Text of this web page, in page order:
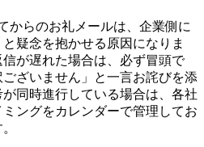
からのお礼メールは、企業側に
疑念を抱かせる原因になりま
が遅れた場合は、必ず冒頭で
ございません」と一言お詫びを添
同時進行している場合は、各社
ングをカレンダーで管理してお